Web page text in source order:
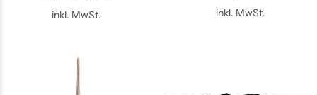
inkl. MwSt. inkl. MwSt.